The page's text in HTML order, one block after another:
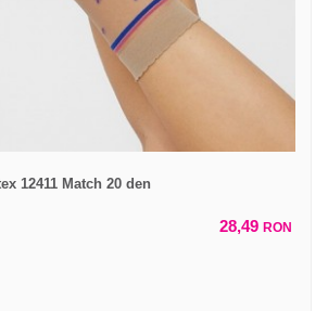
12411 Match 20 den
28,49 RON